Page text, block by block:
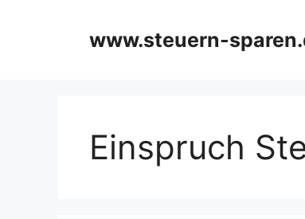
www.steuern-
Einspruch